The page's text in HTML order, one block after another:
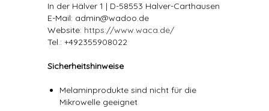
In der Hälver 1 | D-58553 Halver-Carthausen
E-Mail: admin@wadoo.de
Website: https://www.waca.de/
Tel.: +492355908022
Sicherheitshinweise
Melaminprodukte sind nicht für die
Mikrowelle geeignet